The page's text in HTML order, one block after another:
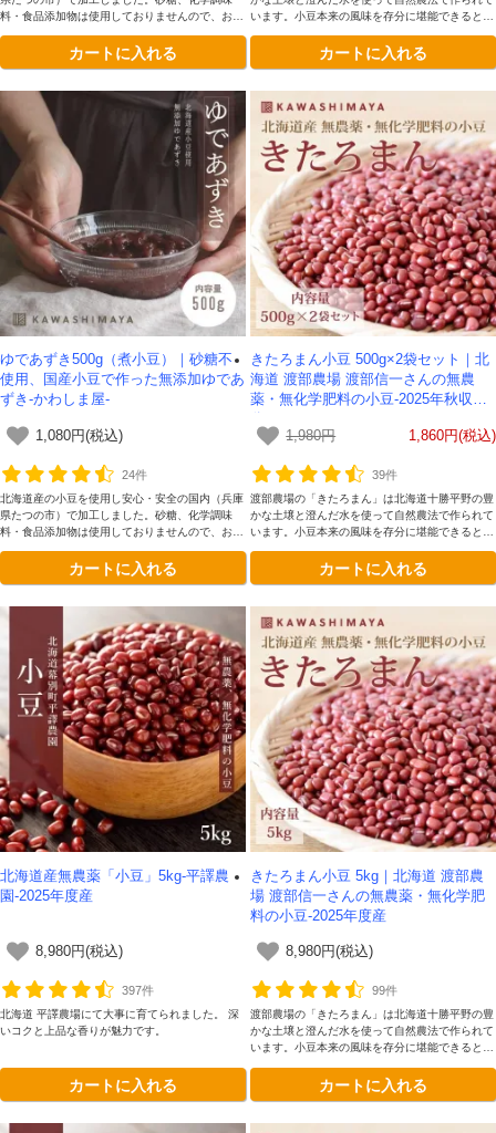
料・食品添加物は使用しておりませんので、お好
カートに入れる
います。小豆本来の風味を存分に堪能できるとて
カートに入れる
ゆであずき500g（煮小豆）｜砂糖不
使用、国産小豆で作った無添加ゆであ
ずき-かわしま屋-
1,080円(税込)
24件
北海道産の小豆を使用し安心・安全の国内（兵庫
県たつの市）で加工しました。砂糖、化学調味
料・食品添加物は使用しておりませんので、お好
カートに入れる
きたろまん小豆 500g×2袋セット｜北
海道 渡部農場 渡部信一さんの無農
薬・無化学肥料の小豆-2025年秋収穫
1,980円
1,860円(税込)
39件
渡部農場の「きたろまん」は北海道十勝平野の豊
かな土壌と澄んだ水を使って自然農法で作られて
います。小豆本来の風味を存分に堪能できるとて
カートに入れる
北海道産無農薬「小豆」5kg-平譯農
園-2025年度産
8,980円(税込)
397件
北海道 平譯農場にて大事に育てられました。 深
いコクと上品な香りが魅力です。
カートに入れる
きたろまん小豆 5kg｜北海道 渡部農
場 渡部信一さんの無農薬・無化学肥
料の小豆-2025年度産
8,980円(税込)
99件
渡部農場の「きたろまん」は北海道十勝平野の豊
かな土壌と澄んだ水を使って自然農法で作られて
います。小豆本来の風味を存分に堪能できるとて
カートに入れる